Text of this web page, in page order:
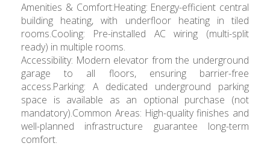
Amenities & Comfort:Heating: Energy-efficient central
building heating, with underfloor heating in tiled
rooms.Cooling: Pre-installed AC wiring (multi-split
ready) in multiple rooms.
Accessibility: Modern elevator from the underground
garage to all floors, ensuring barrier-free
access.Parking: A dedicated underground parking
space is available as an optional purchase (not
mandatory).Common Areas: High-quality finishes and
well-planned infrastructure guarantee long-term
comfort.